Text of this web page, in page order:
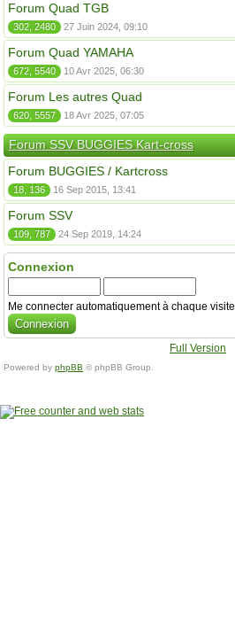
Forum Quad TGB
302, 2480 27 Juin 2024, 09:10
Forum Quad YAMAHA
672, 5540 10 Avr 2025, 06:30
Forum Les autres Quad
620, 5557 18 Avr 2025, 07:05
Forum SSV BUGGIES Kart-cross
Forum BUGGIES / Kartcross
18, 136 16 Sep 2015, 13:41
Forum SSV
109, 787 24 Sep 2019, 14:24
Connexion
Me connecter automatiquement à chaque visite
Full Version
Powered by phpBB © phpBB Group.